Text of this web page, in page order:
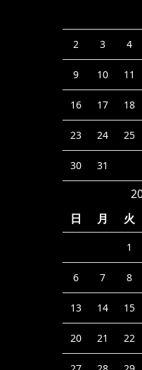
2 3 4
9 10 11
16 17 18
23 24 25
30 31
日
月 火
1
6 7 8
13 14 15
20 21 22